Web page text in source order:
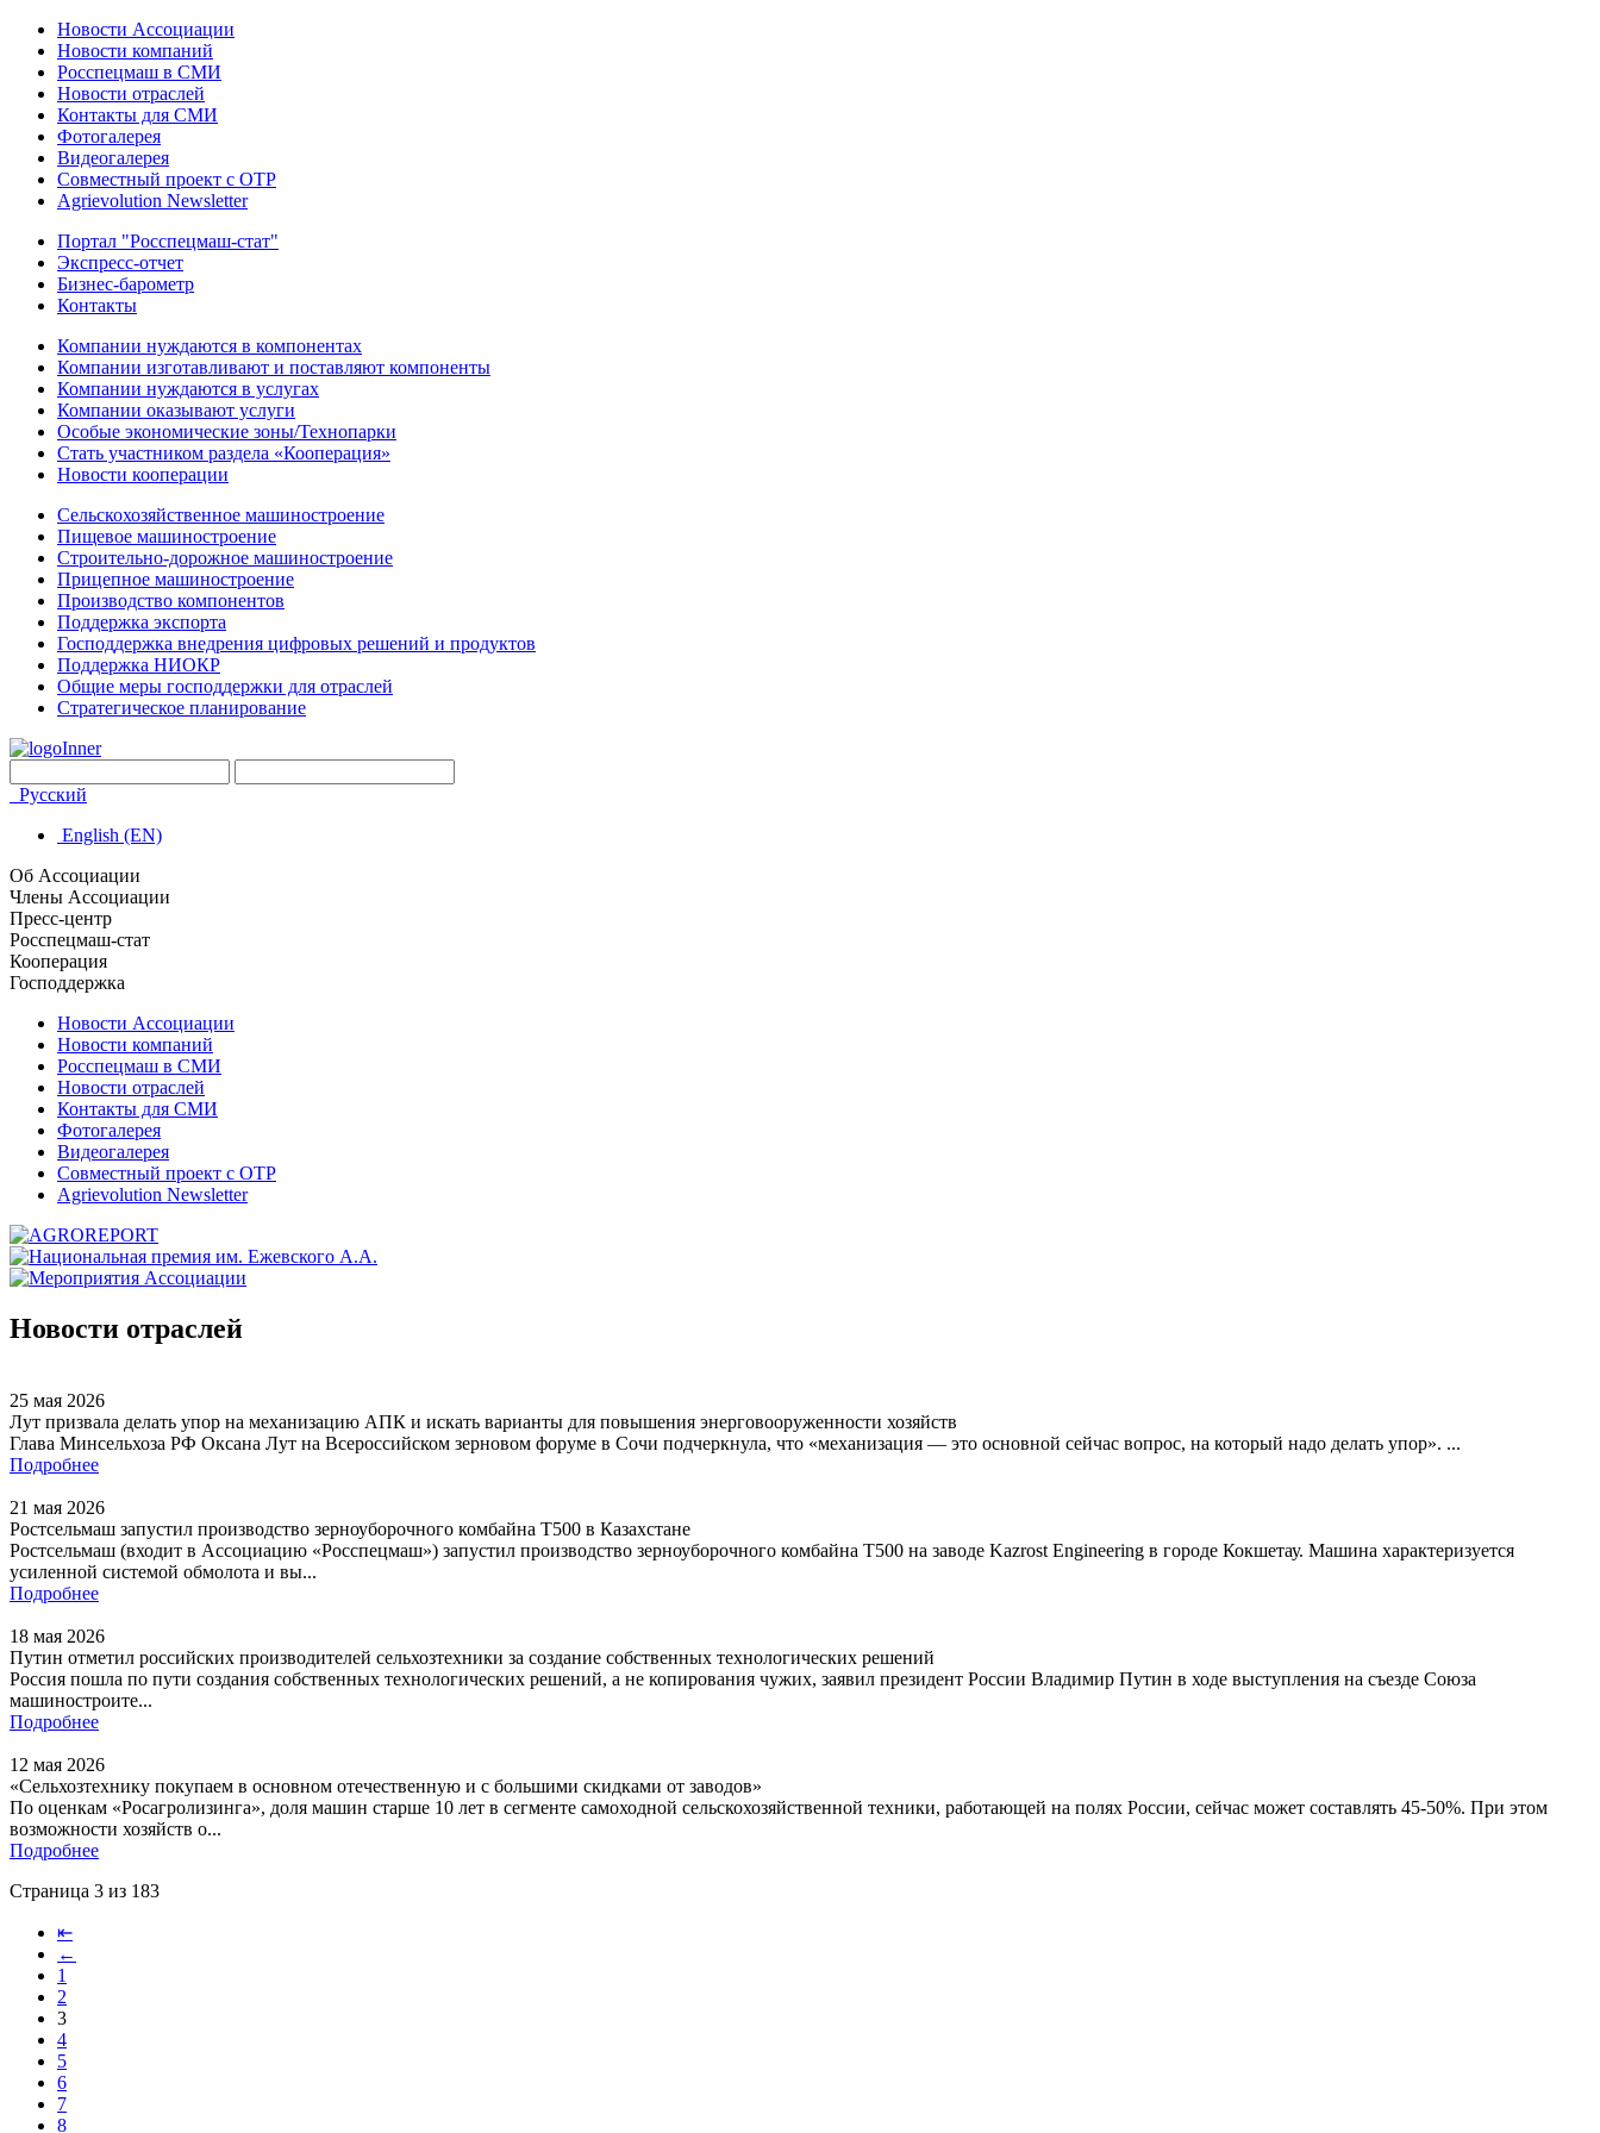
Новости Ассоциации
Новости компаний
Росспецмаш в СМИ
Новости отраслей
Контакты для СМИ
Фотогалерея
Видеогалерея
Совместный проект с ОТР
Agrievolution Newsletter
Портал "Росспецмаш-стат"
Экспресс-отчет
Бизнес-барометр
Контакты
Компании нуждаются в компонентах
Компании изготавливают и поставляют компоненты
Компании нуждаются в услугах
Компании оказывают услуги
Особые экономические зоны/Технопарки
Стать участником раздела «Кооперация»
Новости кооперации
Сельскохозяйственное машиностроение
Пищевое машиностроение
Строительно-дорожное машиностроение
Прицепное машиностроение
Производство компонентов
Поддержка экспорта
Господдержка внедрения цифровых решений и продуктов
Поддержка НИОКР
Общие меры господдержки для отраслей
Стратегическое планирование
Русский
English (EN)
Об Ассоциации
Члены Ассоциации
Пресс-центр
Росспецмаш-стат
Кооперация
Господдержка
Новости Ассоциации
Новости компаний
Росспецмаш в СМИ
Новости отраслей
Контакты для СМИ
Фотогалерея
Видеогалерея
Совместный проект с ОТР
Agrievolution Newsletter
Новости отраслей
25 мая 2026
Лут призвала делать упор на механизацию АПК и искать варианты для повышения энерговооруженности хозяйств
Глава Минсельхоза РФ Оксана Лут на Всероссийском зерновом форуме в Сочи подчеркнула, что «механизация — это основной сейчас вопрос, на который надо делать упор». ...
Подробнее
21 мая 2026
Ростсельмаш запустил производство зерноуборочного комбайна Т500 в Казахстане
Ростсельмаш (входит в Ассоциацию «Росспецмаш») запустил производство зерноуборочного комбайна Т500 на заводе Kazrost Engineering в городе Кокшетау. Машина характеризуется
усиленной системой обмолота и вы...
Подробнее
18 мая 2026
Путин отметил российских производителей сельхозтехники за создание собственных технологических решений
Россия пошла по пути создания собственных технологических решений, а не копирования чужих, заявил президент России Владимир Путин в ходе выступления на съезде Союза
машиностроите...
Подробнее
12 мая 2026
«Сельхозтехнику покупаем в основном отечественную и с большими скидками от заводов»
По оценкам «Росагролизинга», доля машин старше 10 лет в сегменте самоходной сельскохозяйственной техники, работающей на полях России, сейчас может составлять 45-50%. При этом
возможности хозяйств о...
Подробнее
Страница 3 из 183
⇤
←
1
2
3
4
5
6
7
8